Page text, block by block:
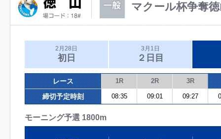
マクール杯争奪
2月28日
初日
3月1日
２日目
レース 1R 2R 3R
締切予定時刻 08:35 09:01 09:27
モーニング予選 1800m